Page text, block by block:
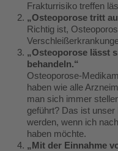
Frakturrisiko treffen
„Osteoporose tritt
Richtig ist,
„Osteoporose lässt
behandeln.“
Osteoporose-
haben wie alle
man sich immer
geführt? Das ist
werden, wenn ich
haben möchte.
„Mit der Einnahme